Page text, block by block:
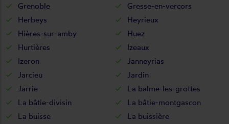
Grenoble
Gresse-en-vercors
Herbeys
Heyrieux
Hières-sur-amby
Huez
Hurtières
Izeaux
Izeron
Janneyrias
Jarcieu
Jardin
Jarrie
La balme-les-grottes
La bâtie-divisin
La bâtie-montgascon
La buisse
La buissière